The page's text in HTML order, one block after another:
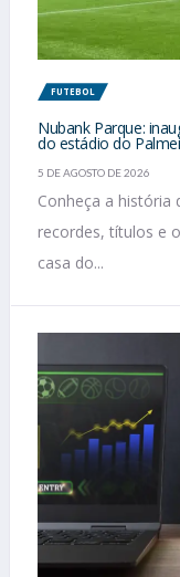
FUTEBOL
Nubank Parque:
do estádio do
5 DE AGOSTO DE 2026
Conheça a história
recordes, títulos e
casa do...